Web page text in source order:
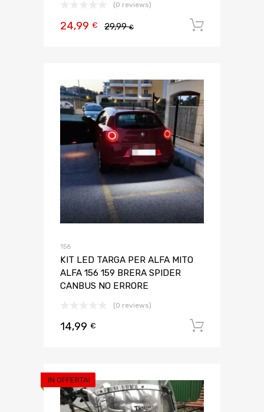
(0 reviews)
29,99€
24,99 €
156
KIT LED TARGA PER ALFA MITO
ALFA 156 159 BRERA SPIDER
CANBUS NO ERRORE
(0 reviews)
14,99 €
IN OFFERTA!